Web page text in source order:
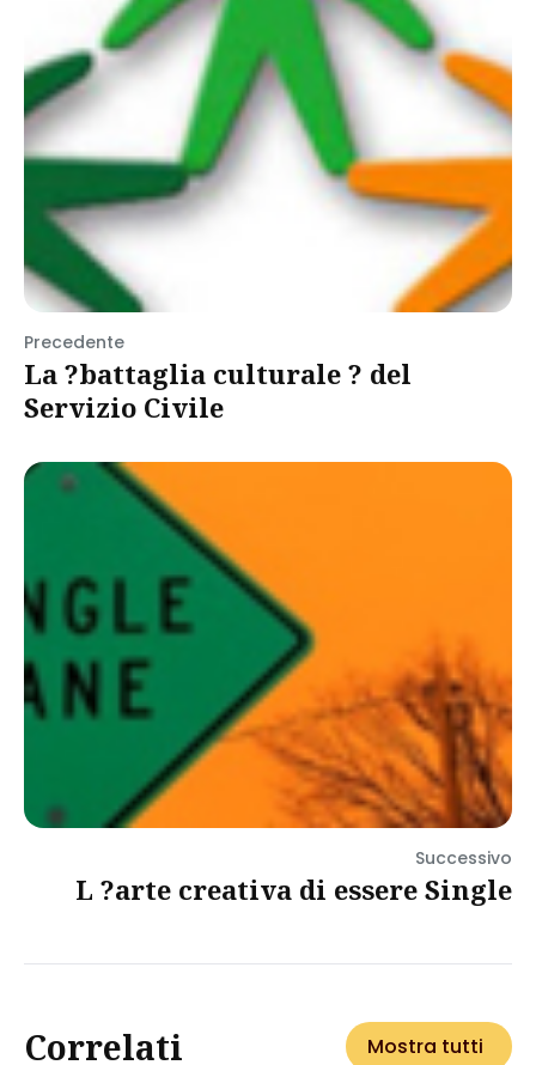
Precedente
La ?battaglia culturale ? del
Servizio Civile
Successivo
L ?arte creativa di essere Single
Correlati Mostra tutti